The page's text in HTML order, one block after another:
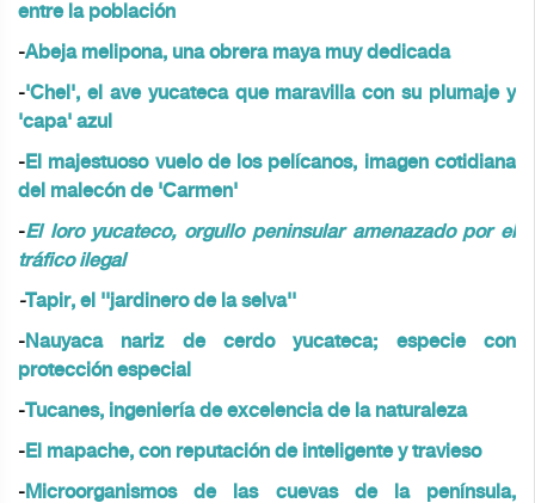
entre la población
-Abeja melipona, una obrera maya muy dedicada
-'Chel', el ave yucateca que maravilla con su plumaje y
'capa' azul
-El majestuoso vuelo de los pelícanos, imagen cotidiana
del malecón de 'Carmen'
-El loro yucateco, orgullo peninsular amenazado por el
tráfico ilegal
-Tapir, el ''jardinero de la selva''
-Nauyaca nariz de cerdo yucateca; especie con
protección especial
-Tucanes, ingeniería de excelencia de la naturaleza
-El mapache, con reputación de inteligente y travieso
-Microorganismos de las cuevas de la península,